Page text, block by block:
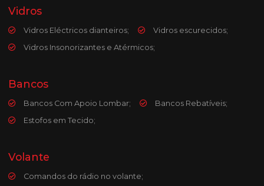
Vidros
Vidros Eléctricos dianteiros;
Vidros escurecidos;
Vidros Insonorizantes e Atérmicos;
Bancos
Bancos Com Apoio Lombar;
Bancos Rebatíveis;
Estofos em Tecido;
Volante
Comandos do rádio no volante;